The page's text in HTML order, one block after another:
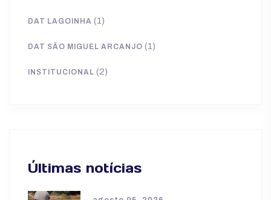
DAT LAGOINHA (1)
DAT SÃO MIGUEL ARCANJO (1)
INSTITUCIONAL (2)
Últimas notícias